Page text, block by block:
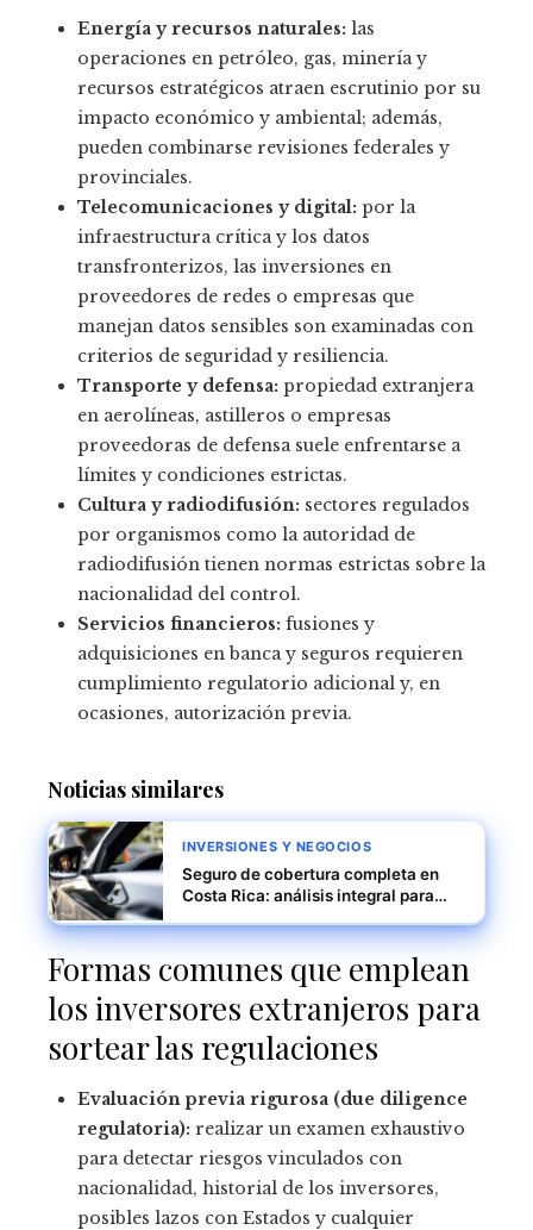
Energía y recursos naturales: las
operaciones en petróleo, gas, minería y
recursos estratégicos atraen escrutinio por su
impacto económico y ambiental; además,
pueden combinarse revisiones federales y
provinciales.
Telecomunicaciones y digital: por la
infraestructura crítica y los datos
transfronterizos, las inversiones en
proveedores de redes o empresas que
manejan datos sensibles son examinadas con
criterios de seguridad y resiliencia.
Transporte y defensa: propiedad extranjera
en aerolíneas, astilleros o empresas
proveedoras de defensa suele enfrentarse a
límites y condiciones estrictas.
Cultura y radiodifusión: sectores regulados
por organismos como la autoridad de
radiodifusión tienen normas estrictas sobre la
nacionalidad del control.
Servicios financieros: fusiones y
adquisiciones en banca y seguros requieren
cumplimiento regulatorio adicional y, en
ocasiones, autorización previa.
Noticias similares
INVERSIONES Y NEGOCIOS
Seguro de cobertura completa en
Costa Rica: análisis integral para
Formas comunes que emplean
los inversores extranjeros para
sortear las regulaciones
Evaluación previa rigurosa (due diligence
regulatoria): realizar un examen exhaustivo
para detectar riesgos vinculados con
nacionalidad, historial de los inversores,
posibles lazos con Estados y cualquier